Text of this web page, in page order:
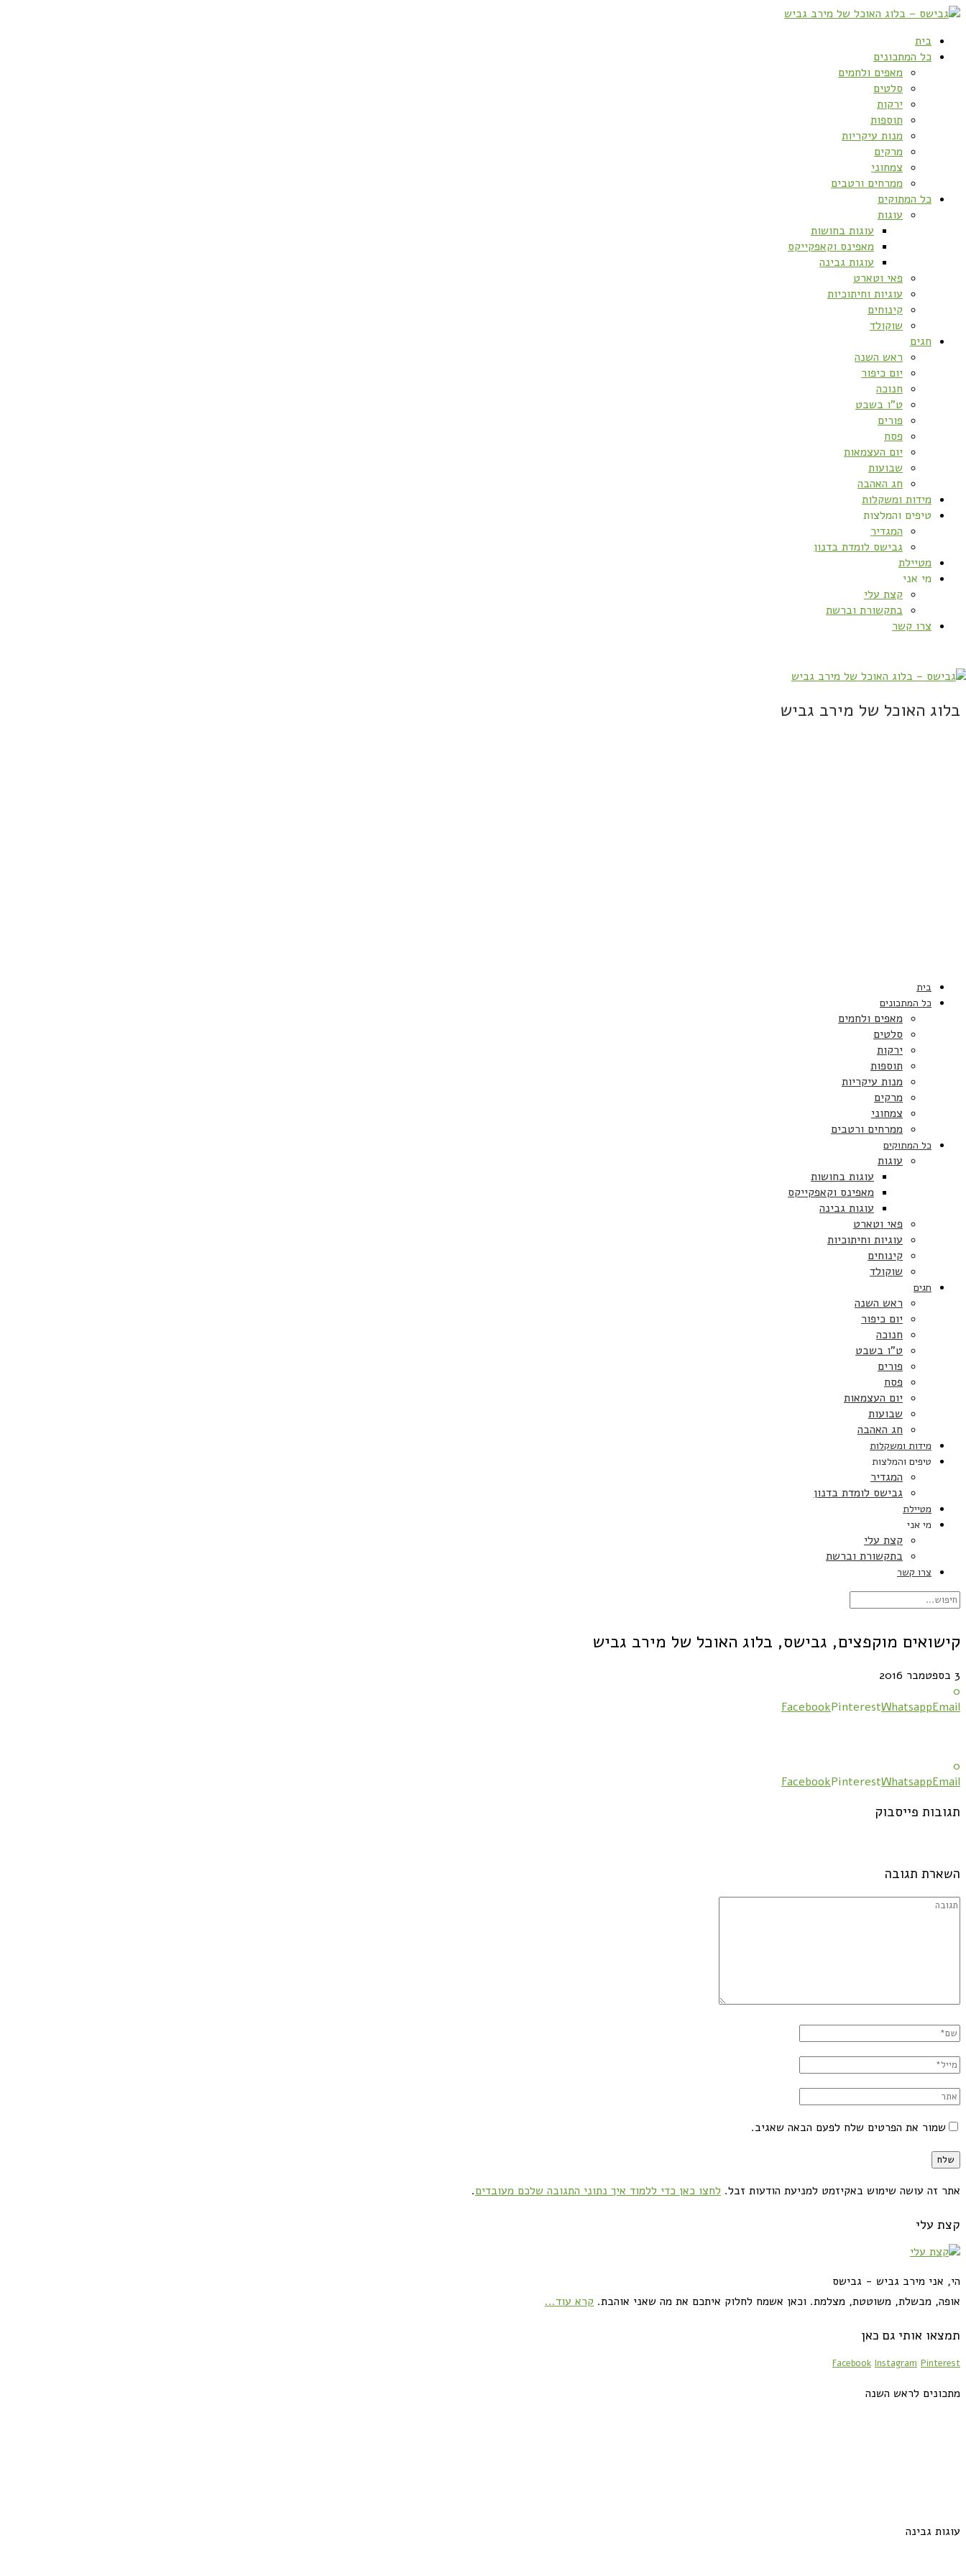
בית
כל המתכונים
מאפים ולחמים
סלטים
ירקות
תוספות
מנות עיקריות
מרקים
צמחוני
ממרחים ורטבים
כל המתוקים
עוגות
עוגות בחושות
מאפינס וקאפקייקס
עוגות גבינה
פאי וטארט
עוגיות וחיתוכיות
קינוחים
שוקולד
חגים
ראש השנה
יום כיפור
חנוכה
ט”ו בשבט
פורים
פסח
יום העצמאות
שבועות
חג האהבה
מידות ומשקלות
טיפים והמלצות
המגדיר
גבישס לומדת בדנון
מטיילת
מי אני
קצת עלי
בתקשורת וברשת
צרו קשר
בלוג האוכל של מירב גביש
בית
כל המתכונים
מאפים ולחמים
סלטים
ירקות
תוספות
מנות עיקריות
מרקים
צמחוני
ממרחים ורטבים
כל המתוקים
עוגות
עוגות בחושות
מאפינס וקאפקייקס
עוגות גבינה
פאי וטארט
עוגיות וחיתוכיות
קינוחים
שוקולד
חגים
ראש השנה
יום כיפור
חנוכה
ט”ו בשבט
פורים
פסח
יום העצמאות
שבועות
חג האהבה
מידות ומשקלות
טיפים והמלצות
המגדיר
גבישס לומדת בדנון
מטיילת
מי אני
קצת עלי
בתקשורת וברשת
צרו קשר
קישואים מוקפצים, גבישס, בלוג האוכל של מירב גביש
3 בספטמבר 2016
0
FacebookPinterestWhatsappEmail
0
FacebookPinterestWhatsappEmail
תגובות פייסבוק
השארת תגובה
שמור את הפרטים שלח לפעם הבאה שאגיב.
אתר זה עושה שימוש באקיזמט למניעת הודעות זבל. לחצו כאן כדי ללמוד איך נתוני התגובה שלכם מעובדים.
קצת עלי
הי, אני מירב גביש - גבישס
אופה, מבשלת, משוטטת, מצלמת. וכאן אשמח לחלוק איתכם את מה שאני אוהבת. קרא עוד...
תמצאו אותי גם כאן
Facebook Instagram Pinterest
מתכונים לראש השנה
עוגות גבינה